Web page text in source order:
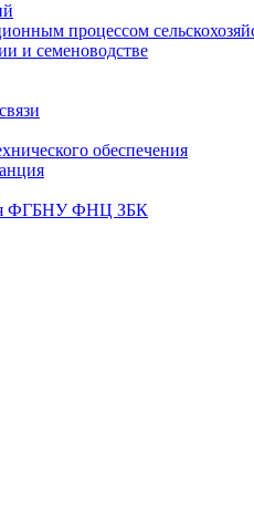
процессом
и семеноводстве
обеспечения
ФГБНУ ФНЦ ЗБК